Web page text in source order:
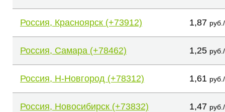
Россия, Красноярск (+73912) 1,87
Россия, Самара (+78462) 1,25
Россия, Н-Новгород (+78312) 1,61
Россия, Новосибирск (+73832) 1,47